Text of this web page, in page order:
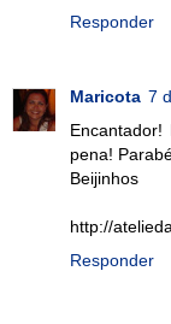
Responder
Maricota 7
pena!
Beijinhos
http://
Responder